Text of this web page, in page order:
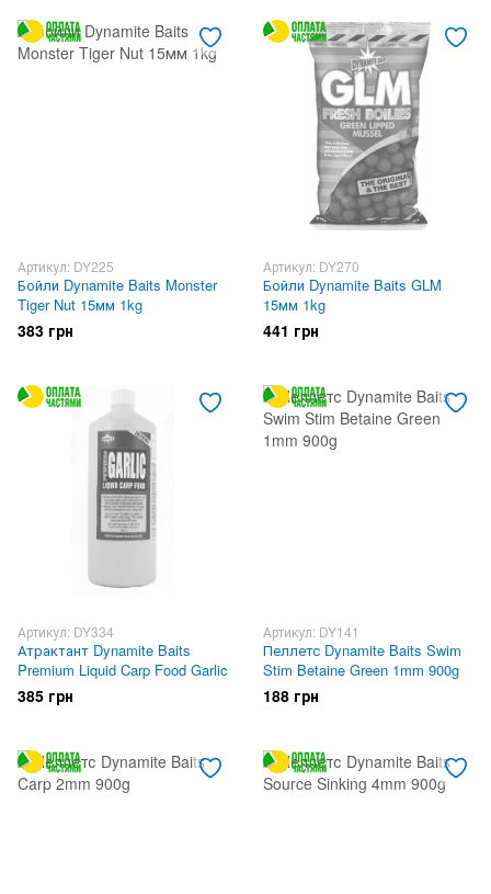
Артикул: DY225
Бойли Dynamite Baits Monster
Tiger Nut 15мм 1kg
383 грн
Артикул: DY270
Бойли Dynamite Baits GLM
15мм 1kg
441 грн
Артикул: DY334
Атрактант Dynamite Baits
Premium Liquid Carp Food Garlic
385 грн
Артикул: DY141
Пеллетс Dynamite Baits Swim
Stim Betaine Green 1mm 900g
188 грн